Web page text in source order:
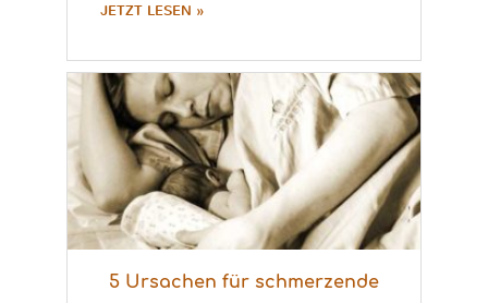
JETZT LESEN »
5 Ursachen für schmerzende